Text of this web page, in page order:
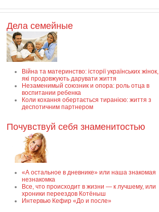
Дела семейные
Війна та материнство: історії українських жінок,
які продовжують дарувати життя
Незаменимый союзник и опора: роль отца в
воспитании ребенка
Коли кохання обертається тиранією: життя з
деспотичним партнером
Почувствуй себя знаменитостью
«А остальное в дневнике» или наша знакомая
незнакомка
Все, что происходит в жизни — к лучшему, или
хроники переездов Котёныш
Интервью Кефир «До и после»